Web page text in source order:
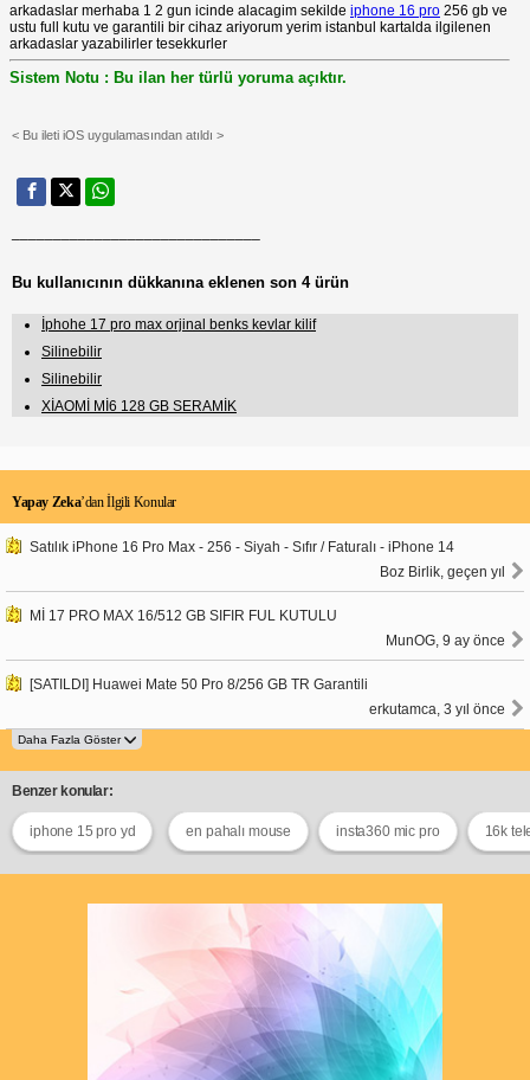
arkadaslar merhaba 1 2 gun icinde alacagim sekilde iphone 16 pro 256 gb ve
ustu full kutu ve garantili bir cihaz ariyorum yerim istanbul kartalda ilgilenen
arkadaslar yazabilirler tesekkurler
Sistem Notu : Bu ilan her türlü yoruma açıktır.
< Bu ileti iOS uygulamasından atıldı >
Bu kullanıcının dükkanına eklenen son 4 ürün
İphohe 17 pro max orjinal benks kevlar kilif
Silinebilir
Silinebilir
XİAOMİ Mİ6 128 GB SERAMİK
Yapay Zeka’dan İlgili Konular
Satılık iPhone 16 Pro Max - 256 - Siyah - Sıfır / Faturalı - iPhone 14
Boz Birlik, geçen yıl
Mİ 17 PRO MAX 16/512 GB SIFIR FUL KUTULU
MunOG, 9 ay önce
[SATILDI] Huawei Mate 50 Pro 8/256 GB TR Garantili
erkutamca, 3 yıl önce
Benzer konular:
iphone 15 pro yd en pahalı mouse insta360 mic pro 16k